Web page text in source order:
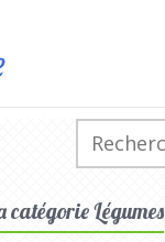
catégorie Légumes